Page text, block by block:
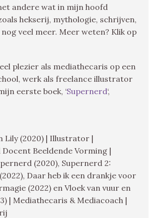
andere wat in mijn hoofd
hekserij, mythologie, schrijven,
veel meer. Meer weten? Klik op
plezier als mediathecaris op een
werk als freelance illustrator
eerste boek, ‘Supernerd‘,
Lily (2020) | Illustrator |
Beeldende Vorming |
(2020), Supernerd 2:
Daar heb ik een drankje voor
(2022) en Vloek van vuur en
| Mediathecaris & Mediacoach |